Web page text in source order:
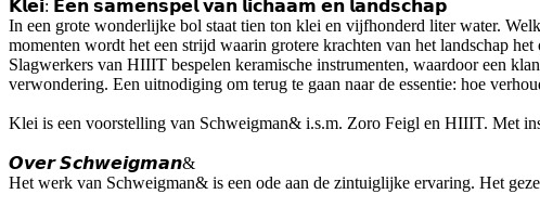
𝗞𝗹𝗲𝗶: 𝗘𝗲𝗻 𝘀𝗮𝗺𝗲𝗻𝘀𝗽𝗲𝗹 𝘃𝗮𝗻 𝗹𝗶𝗰𝗵𝗮𝗮𝗺 𝗲𝗻 𝗹𝗮𝗻𝗱𝘀𝗰𝗵𝗮𝗽
In een grote wonderlijke bol staat tien ton klei en vijfhonderd liter water.
momenten wordt het een strijd waarin grotere krachten van het landschap het
Slagwerkers van HIIIT bespelen keramische instrumenten, waardoor een
verwondering. Een uitnodiging om terug te gaan naar de essentie: hoe
Klei is een voorstelling van Schweigman& i.s.m. Zoro Feigl en HIIIT. Met
𝙊𝙫𝙚𝙧 𝙎𝙘𝙝𝙬𝙚𝙞𝙜𝙢𝙖𝙣&
Het werk van Schweigman& is een ode aan de zintuiglijke ervaring. Het